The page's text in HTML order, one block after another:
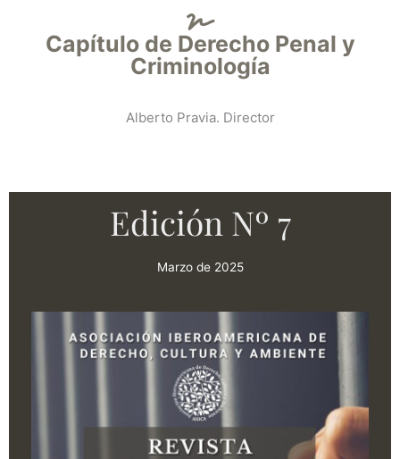
Capítulo de Derecho Penal y
Criminología
Alberto Pravia. Director
Edición Nº 7
Marzo de 2025